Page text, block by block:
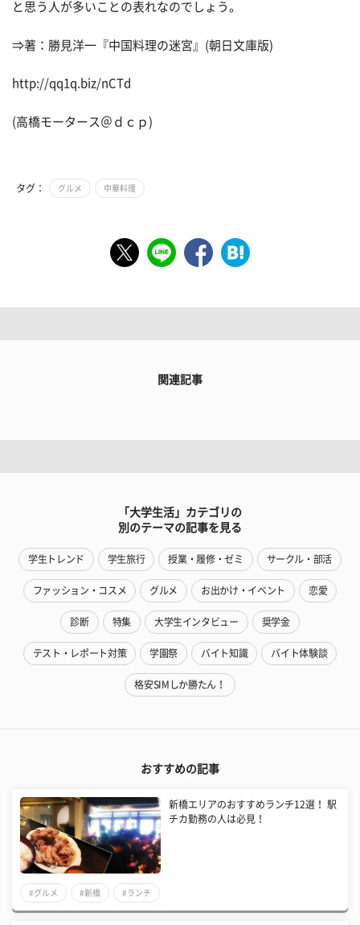
と思う人が多いことの表れなのでしょう。
⇒著：勝見洋一『中国料理の迷宮』(朝日文庫版)
http://qq1q.biz/nCTd
(高橋モータース＠ｄｃｐ)
タグ： グルメ 中華料理
関連記事
「大学生活」カテゴリの
別のテーマの記事を見る
学生トレンド 学生旅行 授業・履修・ゼミ サークル・部活
ファッション・コスメ グルメ お出かけ・イベント 恋愛
診断 特集 大学生インタビュー 奨学金
テスト・レポート対策 学園祭 バイト知識 バイト体験談
格安SIMしか勝たん！
おすすめの記事
新橋エリアのおすすめランチ12選！ 駅
チカ勤務の人は必見！
#グルメ #新橋 #ランチ